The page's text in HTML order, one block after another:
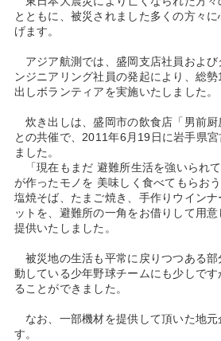
とともに、被災されました多くの方々
げます。
アジア航測では、盛岡支店社員および
ンジニアリング社員の発起により、総
出しボランティアを実施いたしました。
炊き出しは、盛岡市の飲食店「男前厨
との共催で、2011年6月19日に岩手県
ました。
「現在もまだ 避難所生活を強いられ
が作ったモノを 美味しく食べてもらお
塩焼そば、たまご焼き、手作りウイン
ットを、避難所の一角をお借りして用
提供いたしました。
被災地の生活も平常に戻りつつある部
動している少年野球チームにも少しで
ることができました。
なお、一部機材を提供して頂いた地元
す。